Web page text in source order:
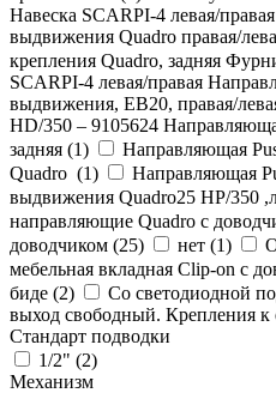
Навеска SCARPI-4 левая/
выдвижения Quadro правая/
крепления Quadro, задняя
SCARPI-4 левая/правая
выдвижения, ЕВ20, правая/
HD/350 – 9105624
задняя (1)
Направляющая
Quadro (1)
Направляющая
выдвижения Quadro25 НР/350
направляющие Quadro с
доводчиком (25) нет (1)
мебельная вкладная Clip-on с
биде (2)
Со светодиодной
выход свободный. Крепления к
Стандарт подводки
1/2" (2)
Механизм